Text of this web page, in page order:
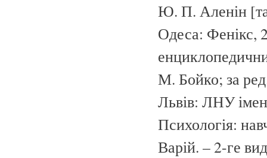
Ю. П. Аленін
Одеса: Фенікс,
М. Бойко; за
Львів: ЛНУ
Психологія:
Варій. – 2-ге